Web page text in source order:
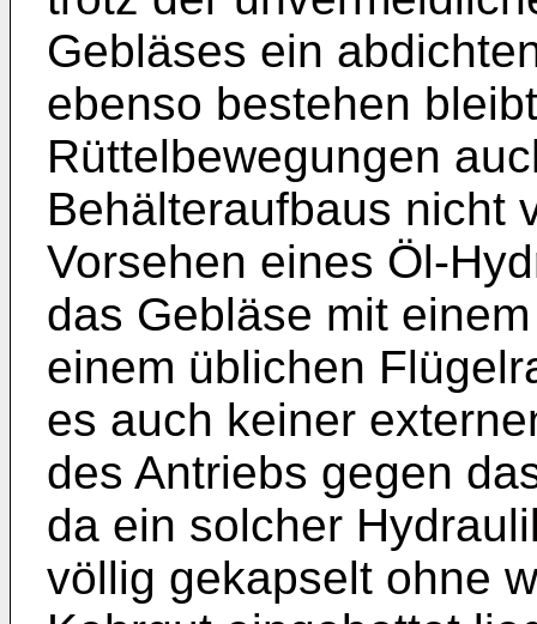
Gebläses ein
ebenso bestehen
Rüttelbewegungen
Behälteraufbaus nicht
Vor­sehen eines Öl-
das Ge­bläse mit
einem üblichen
es auch keiner
des Antriebs gegen
da ein solcher
völ­lig gekapselt ohne